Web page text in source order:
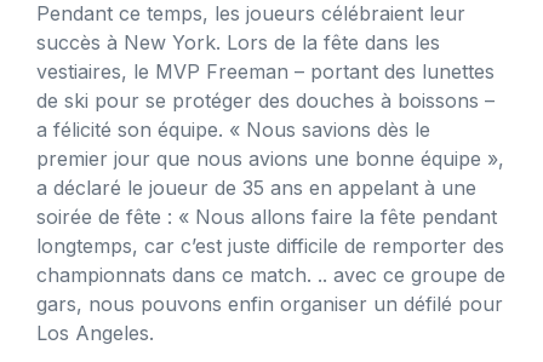
Pendant ce temps, les joueurs célébraient leur
succès à New York. Lors de la fête dans les
vestiaires, le MVP Freeman – portant des lunettes
de ski pour se protéger des douches à boissons –
a félicité son équipe. « Nous savions dès le
premier jour que nous avions une bonne équipe »,
a déclaré le joueur de 35 ans en appelant à une
soirée de fête : « Nous allons faire la fête pendant
longtemps, car c’est juste difficile de remporter des
championnats dans ce match. .. avec ce groupe de
gars, nous pouvons enfin organiser un défilé pour
Los Angeles.